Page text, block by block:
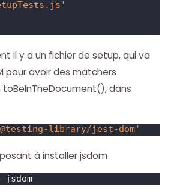
il y a un fichier de setup, qui va
pour avoir des matchers
dans
library/jest-dom'
à installer jsdom
jsdom